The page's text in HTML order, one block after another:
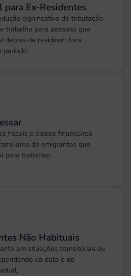
para Ex-Residentes
significativa da tributação
trabalho para pessoas que
depois de residirem fora
período.
fiscais e apoios financeiros
de emigrantes que
para trabalhar.
Não Habituais
em situações transitórias ou
da data e do